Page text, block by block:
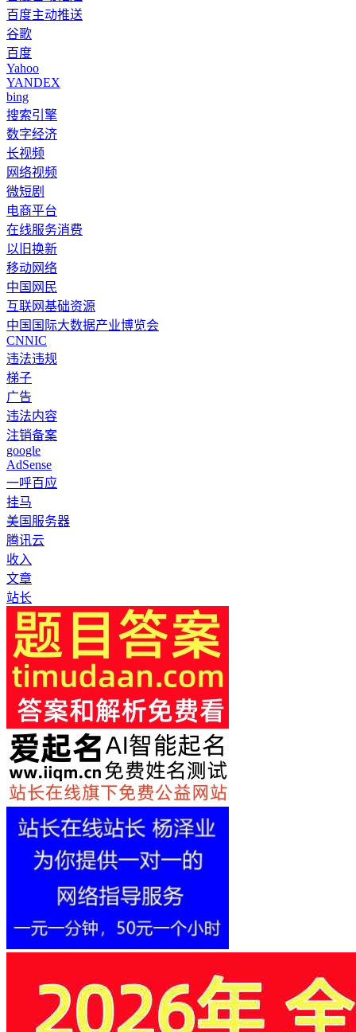
百度主动推送
谷歌
百度
Yahoo
YANDEX
bing
搜索引擎
数字经济
长视频
网络视频
微短剧
电商平台
在线服务消费
以旧换新
移动网络
中国网民
互联网基础资源
中国国际大数据产业博览会
CNNIC
违法违规
梯子
广告
违法内容
注销备案
google
AdSense
一呼百应
挂马
美国服务器
腾讯云
收入
文章
站长